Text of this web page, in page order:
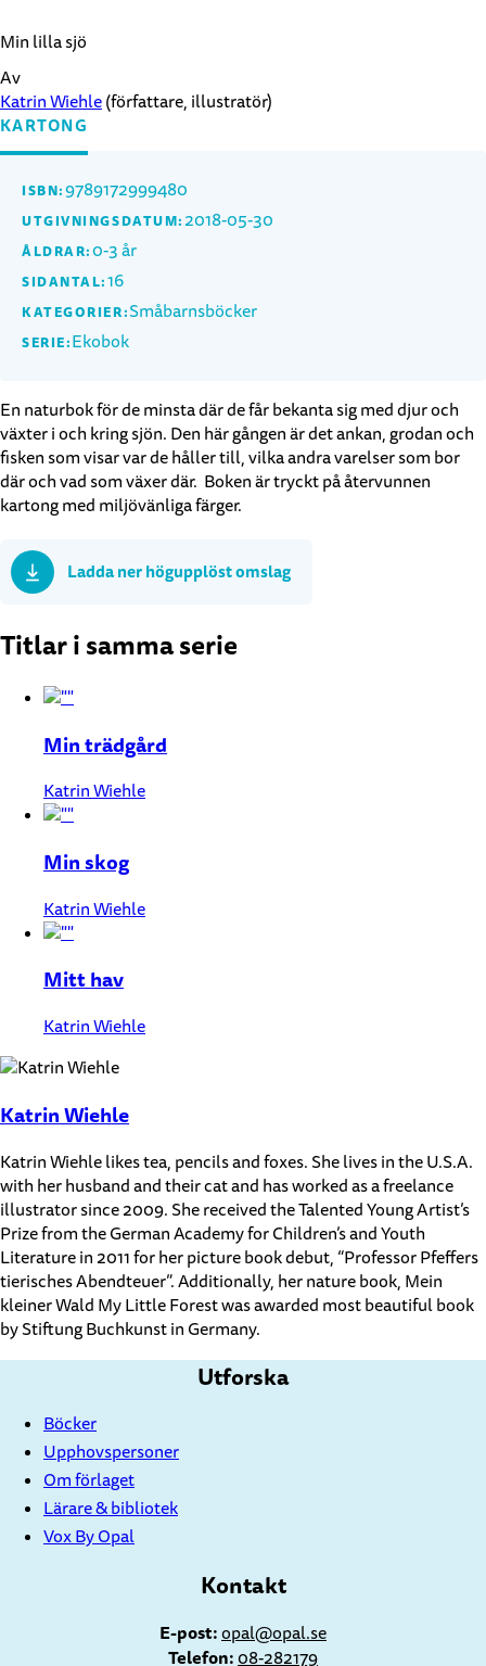
Min lilla sjö
Av
Katrin Wiehle(författare, illustratör)
KARTONG
ISBN:9789172999480
UTGIVNINGSDATUM: 2018-05-30
ÅLDRAR:0-3 år
SIDANTAL:16
KATEGORIER:Småbarnsböcker
SERIE:Ekobok
En naturbok för de minsta där de får bekanta sig med djur och
växter i och kring sjön. Den här gången är det ankan, grodan och
fisken som visar var de håller till, vilka andra varelser som bor
där och vad som växer där. Boken är tryckt på återvunnen
kartong med miljövänliga färger.
Ladda ner högupplöst omslag
Titlar i samma serie
Min trädgård
Katrin Wiehle
Min skog
Katrin Wiehle
Mitt hav
Katrin Wiehle
Katrin Wiehle
Katrin Wiehle likes tea, pencils and foxes. She lives in the U.S.A.
with her husband and their cat and has worked as a freelance
illustrator since 2009. She received the Talented Young Artist’s
Prize from the German Academy for Children’s and Youth
Literature in 2011 for her picture book debut, “Professor Pfeffers
tierisches Abendteuer”. Additionally, her nature book, Mein
kleiner Wald My Little Forest was awarded most beautiful book
by Stiftung Buchkunst in Germany.
Utforska
Böcker
Upphovspersoner
Om förlaget
Lärare & bibliotek
Vox By Opal
Kontakt
E-post:opal@opal.se
Telefon:08-282179